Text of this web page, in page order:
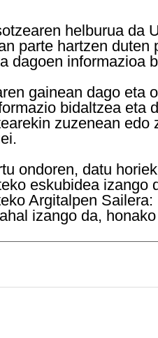
helburua da
parte hartzen
dagoen informazioa
gainean dago eta
bidaltzea eta
zuzenean
ondoren, datu
eskubidea
Argitalpen
izango da,